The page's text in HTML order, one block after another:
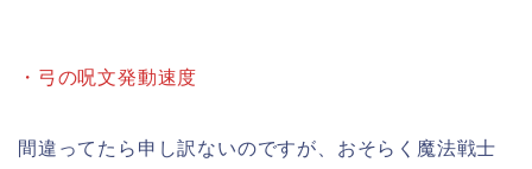
・弓の呪文発動速度
間違ってたら申し訳ないのですが、おそらく魔法戦士